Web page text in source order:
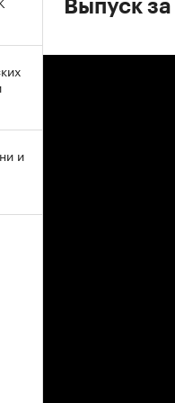
Выпуск
и